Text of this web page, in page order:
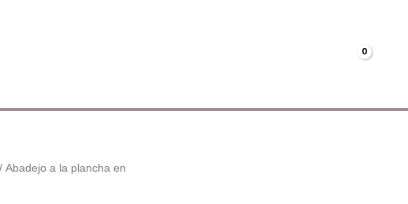
/ Abadejo a la plancha en